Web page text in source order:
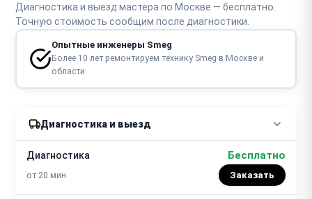
Диагностика и выезд мастера по Москве — бесплатно.
Точную стоимость сообщим после диагностики.
Опытные инженеры Smeg
Более 10 лет ремонтируем технику Smeg в Москве и
области
Диагностика и выезд
Диагностика
от 20 мин
Бесплатно
Заказать